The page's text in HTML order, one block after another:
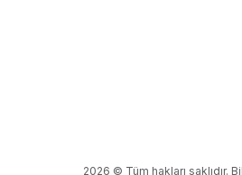
2026 © Tüm hakları saklıdır.